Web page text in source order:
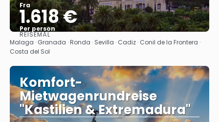
Fra
1.618 €
Per person
Se
REISEMÅL
Malaga · Granada · Ronda · Sevilla · Cadiz · Conil de la Frontera ·
Costa del Sol
Komfort-
Mietwagenrundreise
"Kastilien & Extremadura"